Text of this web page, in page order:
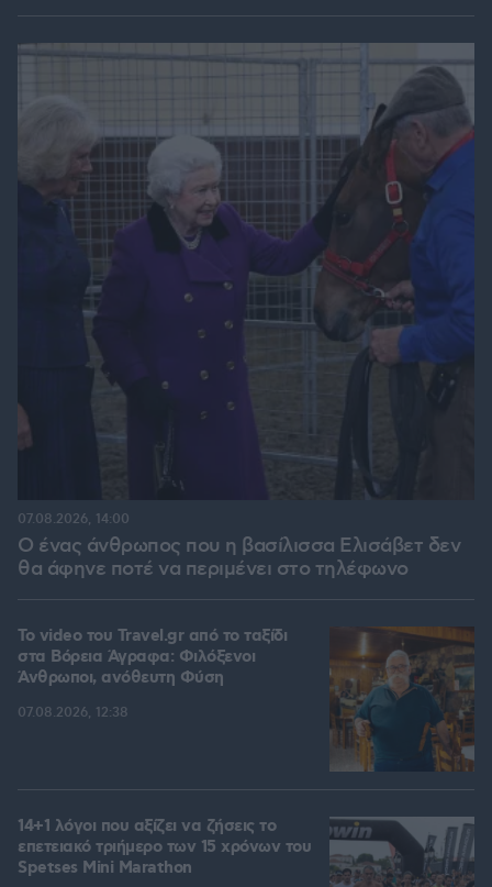
Ο ένας άνθρωπος που η βασίλισσα Ελισάβετ δεν
θα άφηνε ποτέ να περιμένει στο τηλέφωνο
07.08.2026, 14:00
To video του Travel.gr από το ταξίδι
στα Βόρεια Άγραφα: Φιλόξενοι
Άνθρωποι, ανόθευτη Φύση
07.08.2026, 12:38
14+1 λόγοι που αξίζει να ζήσεις το
επετειακό τριήμερο των 15 χρόνων του
Spetses Mini Marathon